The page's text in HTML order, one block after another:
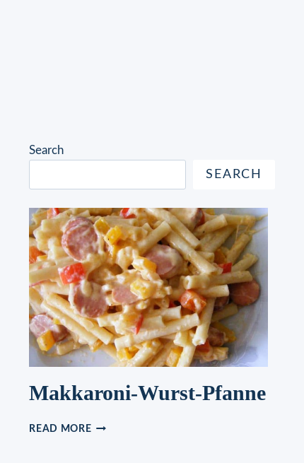
Search
SEARCH
Makkaroni-Wurst-Pfanne
READ MOREMAKKARONI-